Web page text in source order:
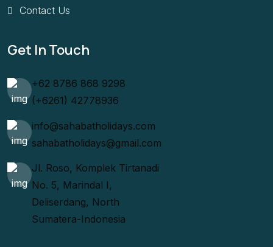
Contact Us
Get In Touch
+62 8786 868 9298
(+6261) 42778936
info@sahabatholidays.com
sahabatholidays@gmail.com
Jl. Roso, Komplek Tirtanadi
No. 5, Marindal I,
Deliserdang, North
Sumatera-Indonesia